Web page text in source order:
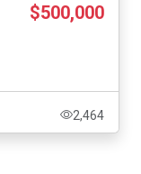
$500,000
2,464